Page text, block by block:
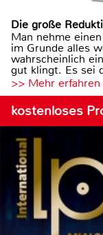
Die große
Man nehme
im Grunde alles
wahrscheinlich
gut klingt. Es sei
>> Mehr erfahren
kostenloses